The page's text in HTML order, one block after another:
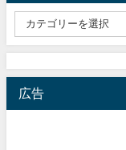
広告